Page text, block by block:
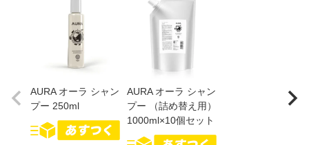
AURA オーラ シャン
プー 250ml
AURA オーラ シャン
プー （詰め替え用）
1000ml×10個セット